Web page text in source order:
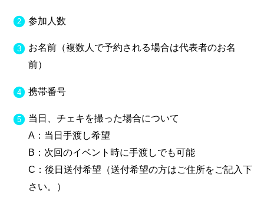
参加人数
お名前（複数人で予約される場合は代表者のお名
前）
携帯番号
当日、チェキを撮った場合について
A：当日手渡し希望
B：次回のイベント時に手渡しでも可能
C：後日送付希望（送付希望の方はご住所をご記入下
さい。）